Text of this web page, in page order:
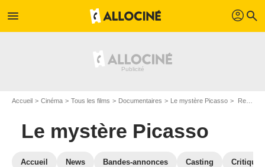
menu profil search
Accueil Cinéma Tous les films Documentaires Le mystère Picasso Regarder Le mystère Picasso en SVOD
Le mystère Picasso
Accueil News Bandes-annonces Casting